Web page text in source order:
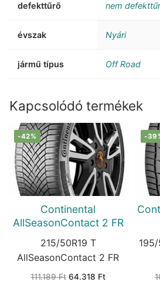
defekttűrő nem
évszak Nyári
jármű típus Off Road
Kapcsolódó termékek
-42%
Continental
AllSeasonContact 2 FR
215/50R19 T
AllSeasonContact 2 FR
111.189Ft Original
64.318 FtCurrent
-